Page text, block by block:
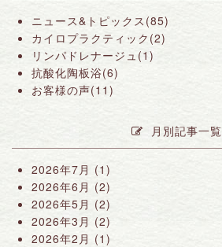
ニュース&トピックス(85)
カイロプラクティック(2)
リンパドレナージュ(1)
抗酸化陶板浴(6)
お客様の声(11)
月別記事一覧
2026年7月 (1)
2026年6月 (2)
2026年5月 (2)
2026年3月 (2)
2026年2月 (1)